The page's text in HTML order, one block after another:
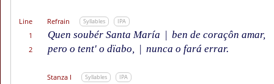
Line Refrain Syllables IPA
1 Quen soubér Santa María | ben de coraçôn amar,
2 pero o tent' o dïabo, | nunca o fará errar.
Stanza I Syllables IPA